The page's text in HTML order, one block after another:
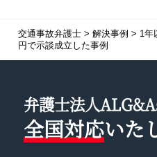
交通事故弁護士> 解決事例 > 1年
円で示談成立した事例
弁護士法人
全国対応いた